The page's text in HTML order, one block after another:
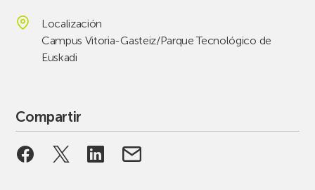
Localización
Campus Vitoria-Gasteiz/Parque Tecnológico de
Euskadi
Compartir